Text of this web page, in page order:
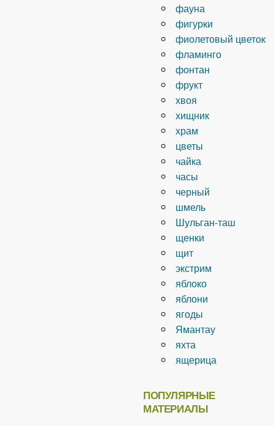
фауна
фигурки
фиолетовый цветок
фламинго
фонтан
фрукт
хвоя
хищник
храм
цветы
чайка
часы
черный
шмель
Шульган-таш
щенки
щит
экстрим
яблоко
яблони
ягоды
Ямантау
яхта
ящерица
ПОПУЛЯРНЫЕ
МАТЕРИАЛЫ